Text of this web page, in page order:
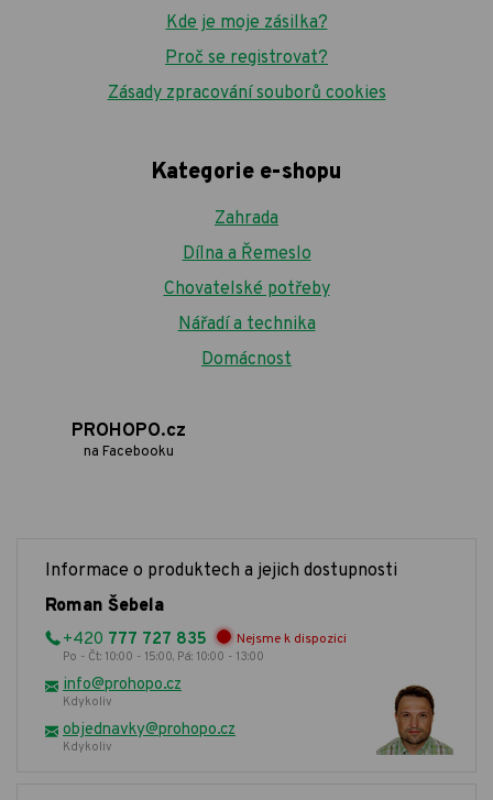
Kde je moje zásilka?
Proč se registrovat?
Zásady zpracování souborů cookies
Kategorie e-shopu
Zahrada
Dílna a Řemeslo
Chovatelské potřeby
Nářadí a technika
Domácnost
PROHOPO.cz
na Facebooku
Informace o produktech a jejich dostupnosti
Roman Šebela
+420 777 727 835 Nejsme k dispozici
Po - Čt: 10:00 - 15:00, Pá: 10:00 - 13:00
info@prohopo.cz
Kdykoliv
objednavky@prohopo.cz
Kdykoliv